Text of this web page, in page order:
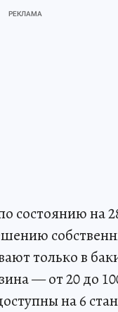
состоянию на
только в
— от 20 до
на 6